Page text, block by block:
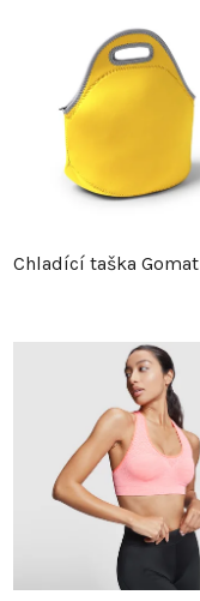
Chladící taška Gomat